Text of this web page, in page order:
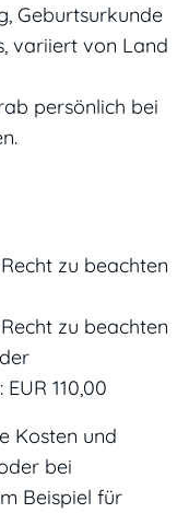
Geburtsurkunde
variiert von Land
persönlich bei
zu beachten
zu beachten
110,00
Kosten und
bei
Beispiel für